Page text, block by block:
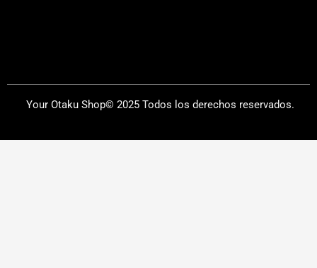
Your Otaku Shop© 2025 Todos los derechos reservados.